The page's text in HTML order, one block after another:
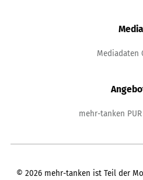
Media
Mediadaten
mehr-tanken
© 2026 mehr-tanken ist Teil der